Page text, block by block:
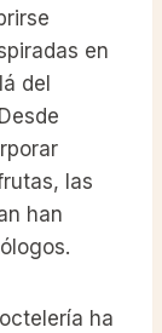
en
del
las
han
ha